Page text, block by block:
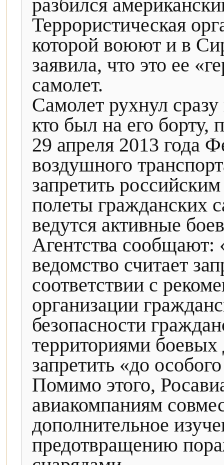
разбился
Террористическая
которой воюют и в
заявила, что это ее
самолет.
Самолет рухнул
кто был на его борту,
29 апреля 2013 года
воздушного
запретить
полеты гражданских
ведутся активные
Агентства сообщают:
ведомство считает
соответствии с
организации
безопасности
территориями боевых
запретить «до
Помимо этого,
авиакомпаниям
дополнительное
предотвращению